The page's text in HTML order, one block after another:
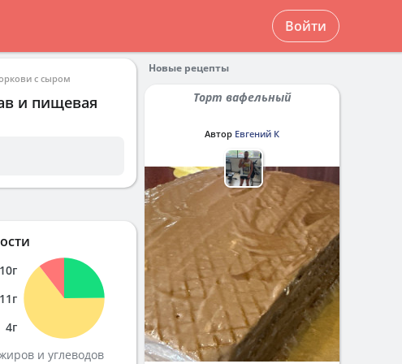
Войти
с сыром
и пищевая
10г
11г
4г
и углеводов
Новые рецепты
Торт вафельный
Автор Евгений К